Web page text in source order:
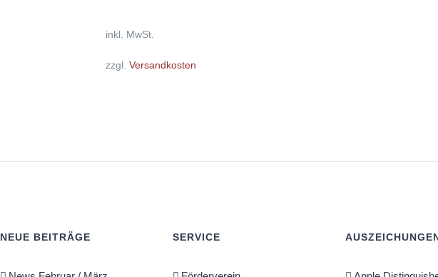
inkl. MwSt.
zzgl. Versandkosten
NEUE BEITRÄGE SERVICE